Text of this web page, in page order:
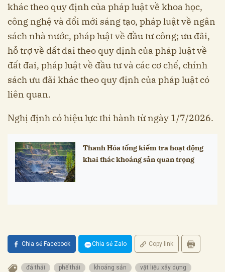
khác theo quy định của pháp luật về khoa học,
công nghệ và đổi mới sáng tạo, pháp luật về ngân
sách nhà nước, pháp luật về đầu tư công; ưu đãi,
hỗ trợ về đất đai theo quy định của pháp luật về
đất đai, pháp luật về đầu tư và các cơ chế, chính
sách ưu đãi khác theo quy định của pháp luật có
liên quan.
Nghị định có hiệu lực thi hành từ ngày 1/7/2026.
Thanh Hóa tổng kiểm tra hoạt động
khai thác khoáng sản quan trọng
Chia sẻ Facebook Chia sẻ Zalo Copy link
đá thải phế thải khoáng sản
vật liệu xây dựng